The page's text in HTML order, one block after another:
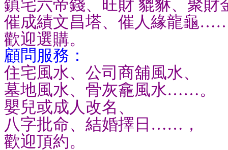
鎮宅六帝錢、旺財 貔貅、聚財
催成績文昌塔、催人緣龍龜
歡迎選購。
顧問服務：
住宅風水、公司商舖風水、
墓地風水、骨灰龕風水……。
嬰兒或成人改名、
八字批命、結婚擇日……，
歡迎頂約。